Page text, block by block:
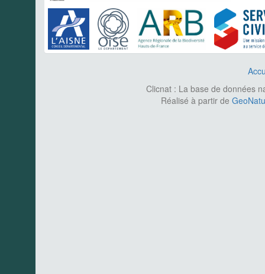
Clicnat : La base de données
Réalisé à partir de